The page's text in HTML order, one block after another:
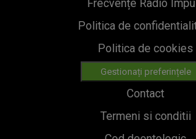
Frecvențe Radio
Politica de
Politica de cookies
Gestionați preferințele
Contact
Termeni si conditii